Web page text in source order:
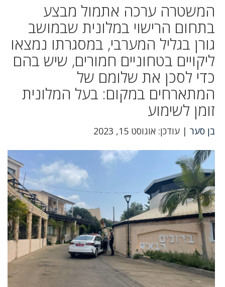
המשטרה ערכה אתמול מבצע
בתחום הרישוי במלונית שבמושב
גורן בגליל המערבי, במסגרתו נמצאו
ליקויים בטחוניים חמורים, שיש בהם
כדי לסכן את שלומם של
המתארחים במקום: בעל המלונית
זומן לשימוע
בן סער | עודכן: אוגוסט 15, 2023